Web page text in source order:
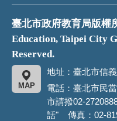
臺北市政府教育局版權
Education, Taipei City
Reserved.
地址：臺北市信
MAP
電話：臺北市民
市請撥02-
話" 傳真：02-